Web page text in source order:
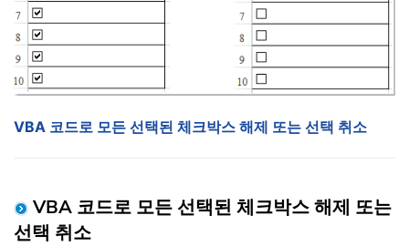
VBA 코드로 모든 선택된 체크박스 해제 또는 선택 취소
VBA 코드로 모든 선택된 체크박스 해제 또는
선택 취소